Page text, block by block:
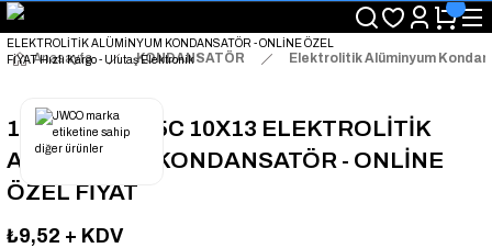
"Saat 14:00'a Kadar Verilen Siparişlerde Aynı Gün Kargo Avantajı!
"Binlerce Ürün Çeşitliliği ile Stoktan Hemen Teslim."
"Toptan Fiyatına Perakende Satış Avantajını Kaçırmayın!"
Anasayfa KONDANSATÖR Elektrolitik Alüminyum
10UF 450V 105C 10X13 ELEKTROLİTİK
ALÜMİNYUM KONDANSATÖR - ONLİNE
ÖZEL FİYAT
₺9,52 + KDV